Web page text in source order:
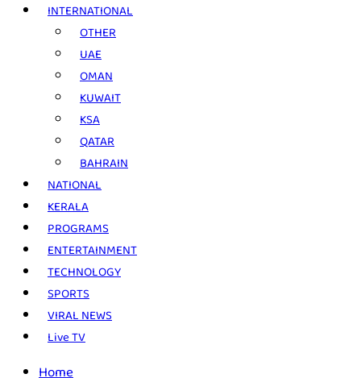
INTERNATIONAL
OTHER
UAE
OMAN
KUWAIT
KSA
QATAR
BAHRAIN
NATIONAL
KERALA
PROGRAMS
ENTERTAINMENT
TECHNOLOGY
SPORTS
VIRAL NEWS
Live TV
Home